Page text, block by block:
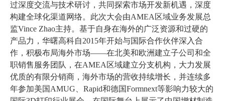
过深度交流与技术研讨，共同探索市场开发新机遇，深度
构建全球化渠道网络。此次大会由AMEA区域业务发展总
监Vince Zhao主持。基于自身在海外的广泛资源和过硬的
产品力，华曙高科自2015年开始与国际合作伙伴深入合
作，积极布局海外市场——在北美和欧洲建立子公司和全
职销售服务团队，在AMEA区域建立分支机构，大力发展
优质的有限分销商，海外市场的营收持续增长，并连续多
年参加美国AMUG、Rapid和德国Formnext等影响力较大的